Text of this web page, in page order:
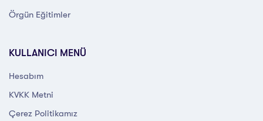
Örgün Eğitimler
KULLANICI MENÜ
Hesabım
KVKK Metni
Çerez Politikamız